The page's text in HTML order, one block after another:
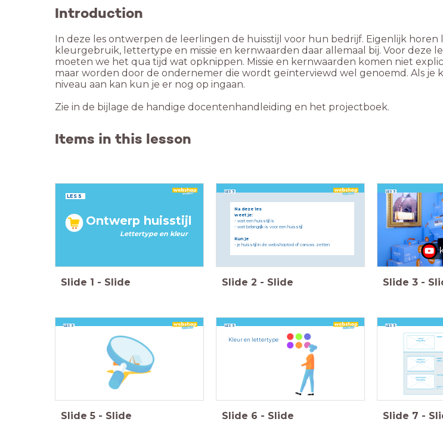
Introduction
In deze les ontwerpen de leerlingen de huisstijl voor hun bedrijf. Eigenlijk horen
kleurgebruik, lettertype en missie en kernwaarden daar allemaal bij. Voor deze
moeten we het qua tijd wat opknippen. Missie en kernwaarden komen niet
maar worden door de ondernemer die wordt geïnterviewd wel genoemd. Als je
niveau aan kan kun je er nog op ingaan.
Zie in de bijlage de handige docentenhandleiding en het projectboek.
Items in this lesson
Ontwerp huisstijl
LES 5
Lettertype en kleur
Slide 1 - Slide
Na deze les
weet je:
- wat een huisstijl is
- wat belangrijk is voor een huisstijl
Kun je
- je huisstijl in de webshoptool of canvas zetten
LES 5
Slide 2 - Slide
LES 5
Slide 3 -
LES 5
Slide 5 - Slide
LES 5
Kleur en lettertype
Slide 6 - Slide
LES 5
Slide 7 -